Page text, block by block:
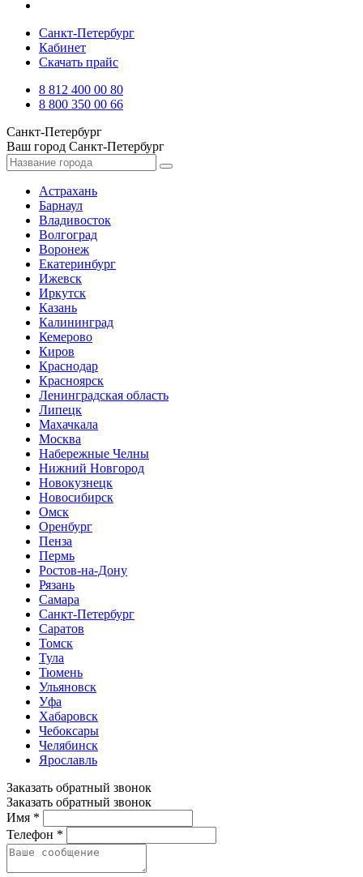
Санкт-Петербург
Кабинет
Скачать прайс
8 812 400 00 80
8 800 350 00 66
Санкт-Петербург
Ваш город Санкт-Петербург
Астрахань
Барнаул
Владивосток
Волгоград
Воронеж
Екатеринбург
Ижевск
Иркутск
Казань
Калининград
Кемерово
Киров
Краснодар
Красноярск
Ленинградская область
Липецк
Махачкала
Москва
Набережные Челны
Нижний Новгород
Новокузнецк
Новосибирск
Омск
Оренбург
Пенза
Пермь
Ростов-на-Дону
Рязань
Самара
Санкт-Петербург
Саратов
Томск
Тула
Тюмень
Ульяновск
Уфа
Хабаровск
Чебоксары
Челябинск
Ярославль
Заказать обратный звонок
Заказать обратный звонок
Имя *
Телефон *